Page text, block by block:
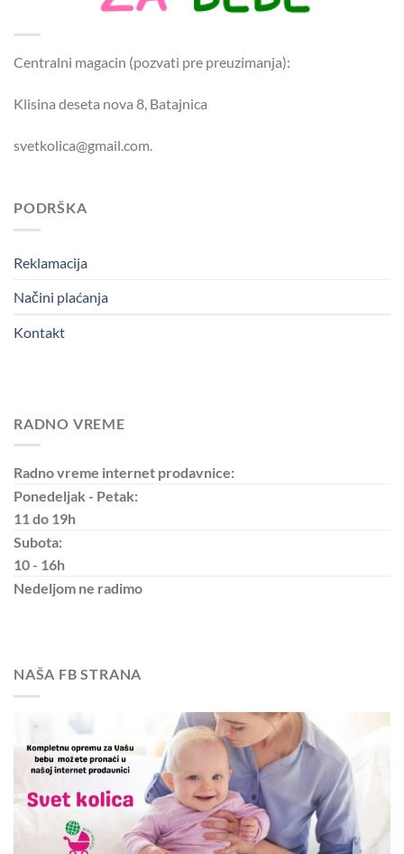
Centralni magacin (pozvati pre preuzimanja):
Klisina deseta nova 8, Batajnica
svetkolica@gmail.com.
PODRŠKA
Reklamacija
Načini plaćanja
Kontakt
RADNO VREME
Radno vreme internet prodavnice:
Ponedeljak - Petak:
11 do 19h
Subota:
10 - 16h
Nedeljom ne radimo
NAŠA FB STRANA